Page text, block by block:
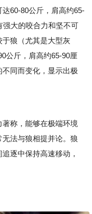
60-80公斤，肩高约65-
强大的咬合力和坚不可
狼（尤其是大型灰
公斤，肩高约65-90厘
同而变化，显示出极
称，能够在极端环境
法与狼相提并论。狼
逐中保持高速移动，